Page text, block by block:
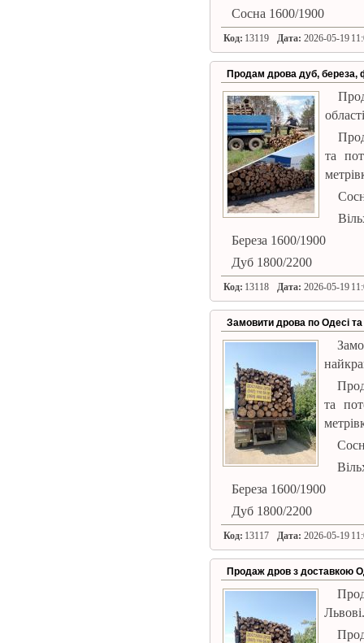
Сосна 1600/1900
Код: 13119 Дата: 2026-05-19
Продам дрова дуб, береза,
та
Береза ​​1600/1900
Дуб 1800/2200
Код: 13118 Дата: 2026-05-19
Замовити дрова по Одесі та
та
Береза ​​1600/1900
Дуб 1800/2200
Код: 13117 Дата: 2026-05-19
Продаж дров з доставкою
Львові.